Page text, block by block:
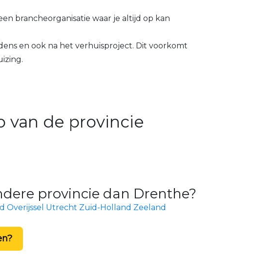
brancheorganisatie waar je altijd op kan
en ook na het verhuisproject. Dit voorkomt
van de provincie
provincie dan Drenthe?
Overijssel Utrecht Zuid-Holland Zeeland